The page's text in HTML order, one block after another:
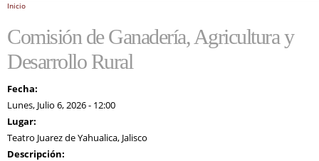
Inicio
Comisión de Ganadería, Agricultura y
Desarrollo Rural
Fecha:
Lunes, Julio 6, 2026 - 12:00
Lugar:
Teatro Juarez de Yahualica, Jalisco
Descripción: